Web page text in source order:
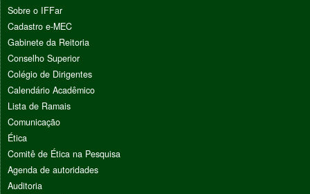
Sobre o IFFar
Cadastro e-MEC
Gabinete da Reitoria
Conselho Superior
Colégio de Dirigentes
Calendário Acadêmico
Lista de Ramais
Comunicação
Ética
Comitê de Ética na Pesquisa
Agenda de autoridades
Auditoria